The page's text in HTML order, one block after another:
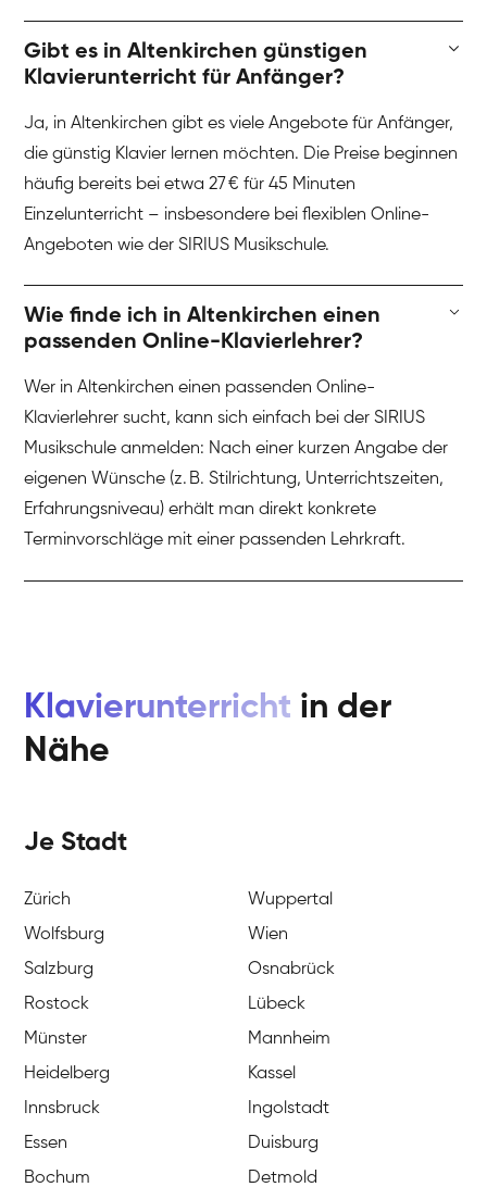
Gibt es in Altenkirchen günstigen
Klavierunterricht für Anfänger?
Ja, in Altenkirchen gibt es viele Angebote für Anfänger,
die günstig Klavier lernen möchten. Die Preise beginnen
häufig bereits bei etwa 27 € für 45 Minuten
Einzelunterricht – insbesondere bei flexiblen Online-
Angeboten wie der SIRIUS Musikschule.
Wie finde ich in Altenkirchen einen
passenden Online-Klavierlehrer?
Wer in Altenkirchen einen passenden Online-
Klavierlehrer sucht, kann sich einfach bei der SIRIUS
Musikschule anmelden: Nach einer kurzen Angabe der
eigenen Wünsche (z. B. Stilrichtung, Unterrichtszeiten,
Erfahrungsniveau) erhält man direkt konkrete
Terminvorschläge mit einer passenden Lehrkraft.
Klavierunterricht in der
Nähe
Je Stadt
Zürich
Wuppertal
Wolfsburg
Wien
Salzburg
Osnabrück
Rostock
Lübeck
Münster
Mannheim
Heidelberg
Kassel
Innsbruck
Ingolstadt
Essen
Duisburg
Bochum
Detmold